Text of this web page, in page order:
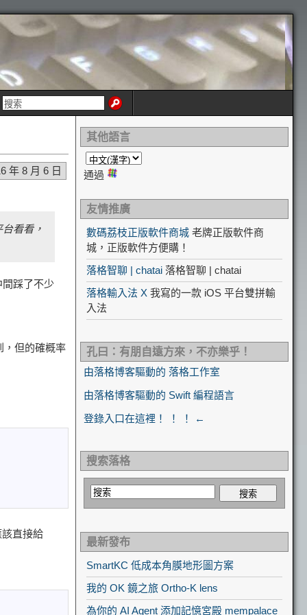
年 8 月 6 日
看看，
踩了不少
但的確概率
直接給
其他語言
通過
友情推廣
數碼荔枝正版軟件商城 老牌正版軟件商
城，正版軟件方便購！
落格智聊 | chatai 落格智聊 | chatai
落格輸入法 X 我寫的一款 iOS 平台雙拼輸
入法
孔曰：有朋自遠方來，不亦樂乎！
由落格博客驅動的 落格工作室
由落格博客驅動的 Swift 編程語言
登錄入口在這裡！ ！ ！ ←
搜索落格
最新發布
SmartKC 低成本角膜地形圖方案
我的 OK 鏡之旅 Ortho-K lens
為你的 AI Agent 添加記憶宮殿 mempalace